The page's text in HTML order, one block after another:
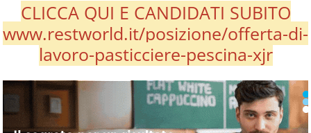
CLICCA QUI E CANDIDATI SUBITO
www.restworld.it/posizione/offerta-di-
lavoro-pasticciere-pescina-xjr